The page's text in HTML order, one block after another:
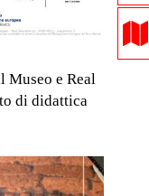
Museo e Real
di didattica